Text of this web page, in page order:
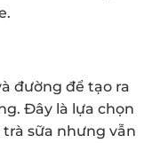
đường để tạo ra
Đây là lựa chọn
sữa nhưng vẫn